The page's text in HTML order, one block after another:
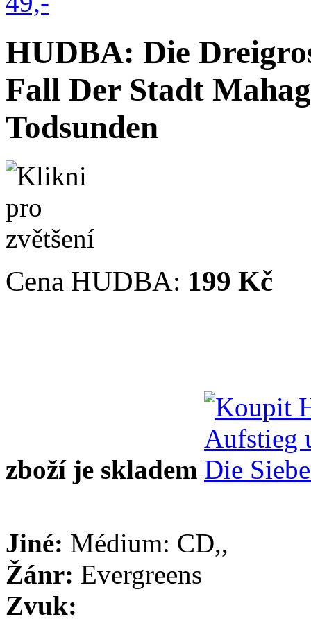
HUDBA: Die
Fall Der Stadt
Todsunden
Cena HUDBA: 199 Kč
zboží je skladem
Jiné: Médium: CD,,
Žánr: Evergreens
Zvuk: